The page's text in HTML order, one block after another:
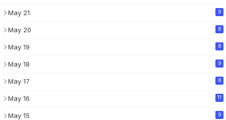
May 21 9
May 20 8
May 19 8
May 18 9
May 17 8
May 16 11
May 15 9